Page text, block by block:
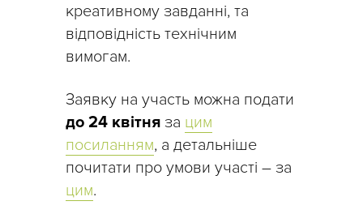
креативному завданні, та
відповідність технічним
вимогам.
Заявку на участь можна подати
до 24 квітня за цим
посиланням, а детальніше
почитати про умови участі – за
цим.